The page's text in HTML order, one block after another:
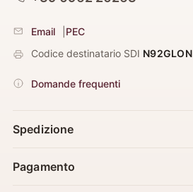
Email
PEC
Codice destinatario SDI N92GLON
Domande frequenti
Spedizione
Pagamento